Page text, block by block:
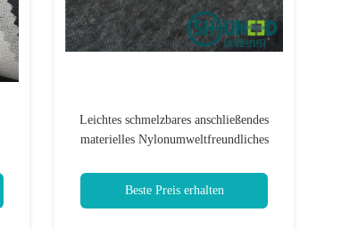
Leichtes schmelzbares anschließendes
materielles Nylonumweltfreundliches
Beste Preis erhalten